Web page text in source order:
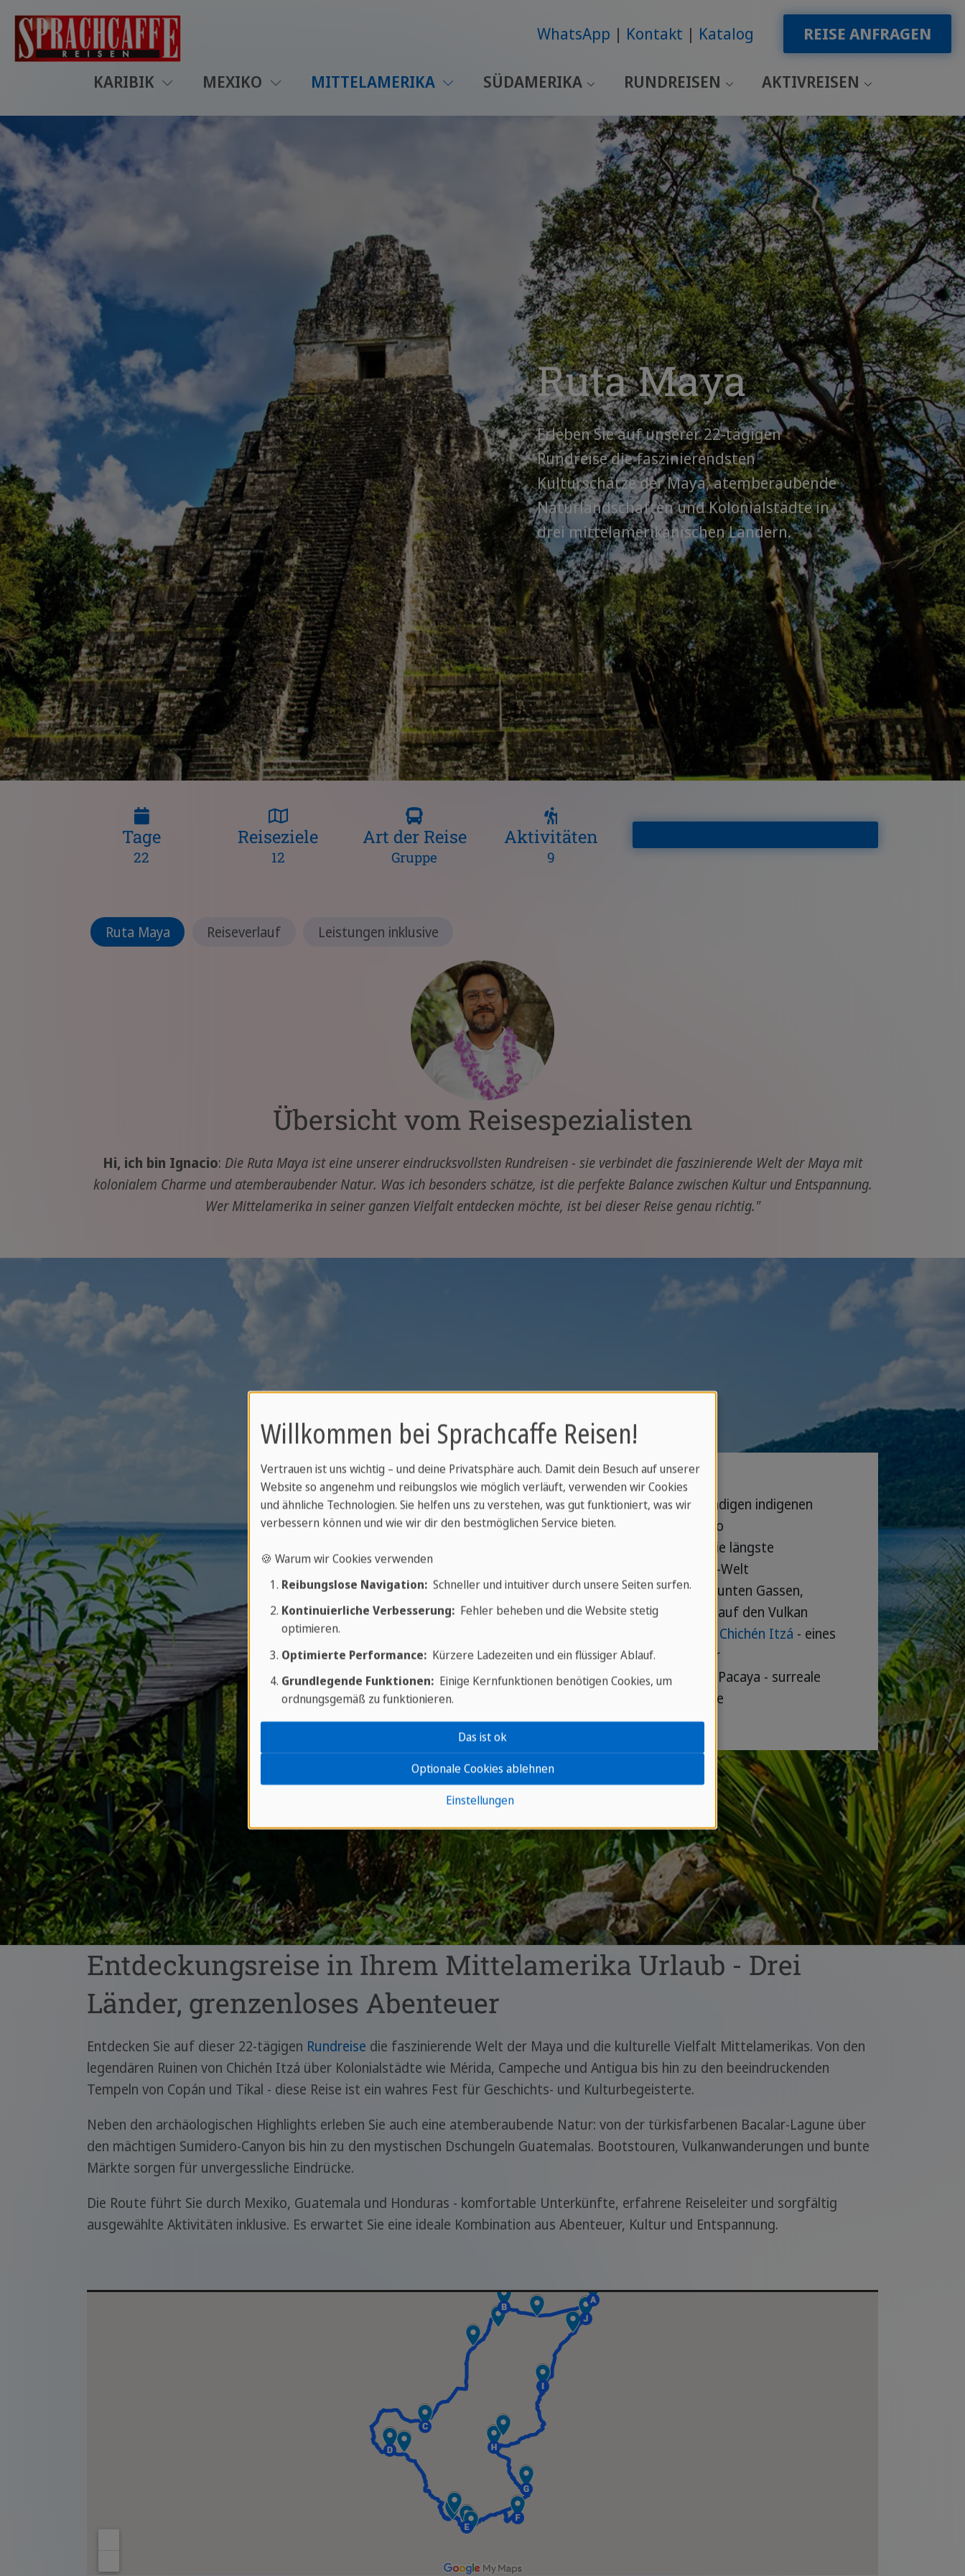
WhatsApp Kontakt Katalog REISE ANFRAGEN
KARIBIK MEXIKO MITTELAMERIKA SÜDAMERIKA RUNDREISEN AKTIVREISEN
Ruta Maya
Erleben Sie auf unserer 22-tägigen
Rundreise die faszinierendsten
Kulturschätze der Maya, atemberaubende
Naturlandschaften und Kolonialstädte in
drei mittelamerikanischen Ländern.
Tage
22
Reiseziele
12
Art der Reise
Gruppe
Aktivitäten
9
Ruta Maya Reiseverlauf Leistungen inklusive
Übersicht vom Reisespezialisten
Hi, ich bin Ignacio: Die Ruta Maya ist eine unserer eindrucksvollsten Rundreisen - sie verbindet die faszinierende Welt der Maya mit
kolonialem Charme und atemberaubender Natur. Was ich besonders schätze, ist die perfekte Balance zwischen Kultur und Entspannung.
Wer Mittelamerika in seiner ganzen Vielfalt entdecken möchte, ist bei dieser Reise genau richtig."
Highlights
Ihrer
Mittelamerika
Rundreise
✓Begegnungen mit der lebendigen indigenen
Kultur im Hochland von Mexiko
Faszinierende Reliefs und die längste
Hieroglyphentreppe der Maya-Welt
✓ KolonialstadtAntiguamit bunten Gassen,
historischen Kirchen und Blick auf den Vulkan
Chichén Itzá - eines
der Neuen Sieben Weltwunder
✓Wanderung auf den Vulkan Pacaya - surreale
Lavafelder und weite Ausblicke
Entdeckungsreise in Ihrem Mittelamerika Urlaub - Drei
Länder, grenzenloses Abenteuer
Entdecken Sie auf dieser 22-tägigen Rundreise die faszinierende Welt der Maya und die kulturelle Vielfalt Mittelamerikas. Von den
legendären Ruinen von Chichén Itzá über Kolonialstädte wie Mérida, Campeche und Antigua bis hin zu den beeindruckenden
Tempeln von Copán und Tikal - diese Reise ist ein wahres Fest für Geschichts- und Kulturbegeisterte.
Neben den archäologischen Highlights erleben Sie auch eine atemberaubende Natur: von der türkisfarbenen Bacalar-Lagune über
den mächtigen Sumidero-Canyon bis hin zu den mystischen Dschungeln Guatemalas. Bootstouren, Vulkanwanderungen und bunte
Märkte sorgen für unvergessliche Eindrücke.
Die Route führt Sie durch Mexiko, Guatemala und Honduras - komfortable Unterkünfte, erfahrene Reiseleiter und sorgfältig
ausgewählte Aktivitäten inklusive. Es erwartet Sie eine ideale Kombination aus Abenteuer, Kultur und Entspannung.
Willkommen bei Sprachcaffe Reisen!
Vertrauen ist uns wichtig – und deine Privatsphäre auch. Damit dein Besuch auf unserer
Website so angenehm und reibungslos wie möglich verläuft, verwenden wir Cookies
und ähnliche Technologien. Sie helfen uns zu verstehen, was gut funktioniert, was wir
verbessern können und wie wir dir den bestmöglichen Service bieten.
🍪 Warum wir Cookies verwenden
Reibungslose Navigation:Schneller und intuitiver durch unsere Seiten surfen.
Kontinuierliche Verbesserung:Fehler beheben und die Website stetig
optimieren.
Optimierte Performance:Kürzere Ladezeiten und ein flüssiger Ablauf.
Grundlegende Funktionen:Einige Kernfunktionen benötigen Cookies, um
ordnungsgemäß zu funktionieren.
Einstellungen
Optionale Cookies ablehnen
Das ist ok